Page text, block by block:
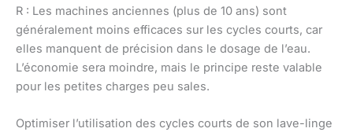
R : Les machines anciennes (plus de 10 ans) sont
généralement moins efficaces sur les cycles courts, car
elles manquent de précision dans le dosage de l’eau.
L’économie sera moindre, mais le principe reste valable
pour les petites charges peu sales.
Optimiser l’utilisation des cycles courts de son lave-linge